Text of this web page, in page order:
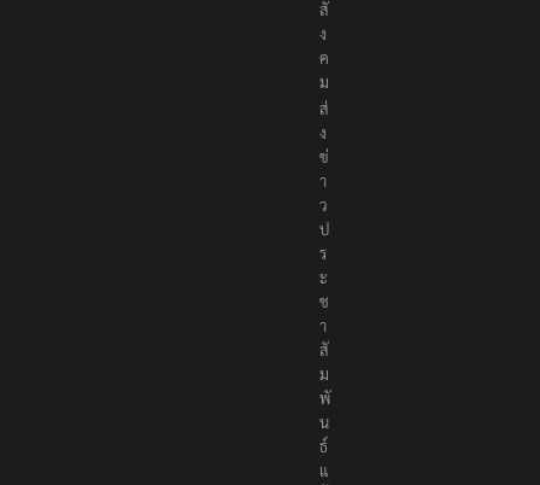
พื่
อ
สั
ง
ค
ม
ส่
ง
ข่
า
ว
ป
ร
ะ
ช
า
สั
ม
พั
น